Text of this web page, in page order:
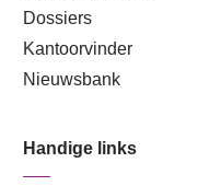
Dossiers
Kantoorvinder
Nieuwsbank
Handige links